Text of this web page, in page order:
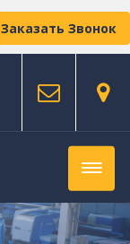
Заказать Звонок